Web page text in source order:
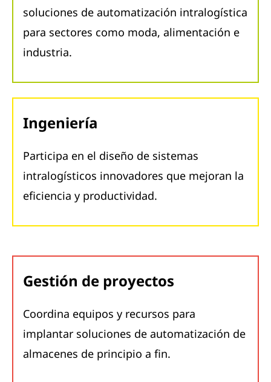
soluciones de automatización intralogística
para sectores como moda, alimentación e
industria.
Ingeniería
Participa en el diseño de sistemas
intralogísticos innovadores que mejoran la
eficiencia y productividad.
Gestión de proyectos
Coordina equipos y recursos para
implantar soluciones de automatización de
almacenes de principio a fin.